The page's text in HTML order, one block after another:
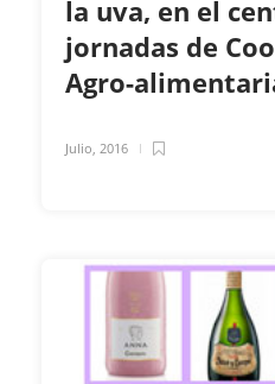
la uva, en el
jornadas de
Agro-
Julio, 2016